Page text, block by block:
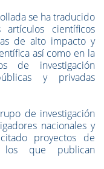
se ha traducido
científicos
de alto impacto y
así como en la
de investigación
y privadas
de investigación
nacionales y
proyectos de
los que publican